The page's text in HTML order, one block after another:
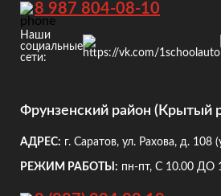
8 987 804-08-10
Наши
социальные
сети:
Фрунзенский район (Крытый
АДРЕС: г. Саратов, ул. Рахова, д. 108
РЕЖИМ РАБОТЫ: пн-пт, С 10.00 ДО